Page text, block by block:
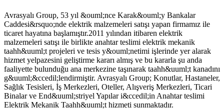
Avrasyalı Group, 53 yıl &ouml;nce Karak&ouml;y Bankalar
Caddesi&rsquo;nde elektrik malzemeleri satışı yapan firmamız ile
ticaret hayatına başlamıştır.2011 yılından itibaren elektrik
malzemeleri satışı ile birlikte anahtar teslimi elektrik mekanik
taahh&uuml;t projeleri ve tesis y&ouml;netimi işlerinde yer alarak
hizmet yelpazesini geliştirme kararı almış ve bu kararla şu anda
faaliyette bulunduğu ana merkezine taşınarak taahh&uuml;t kanadını
g&uuml;&ccedil;lendirmiştir. Avrasyalı Group; Konutlar, Hastaneler,
Sağlık Tesisleri, İş Merkezleri, Oteller, Alışveriş Merkezleri, Ticari
Binalar ve End&uuml;striyel Yapılar i&ccedil;in Anahtar teslimi
Elektrik Mekanik Taahh&uuml;t hizmeti sunmaktadır.